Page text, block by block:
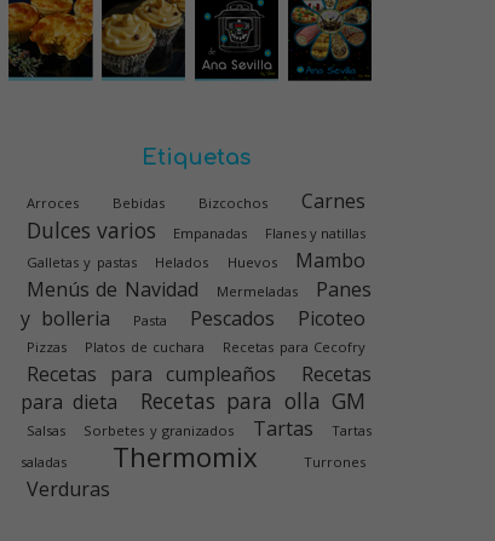
Etiquetas
Arroces Bebidas Bizcochos Carnes
Dulces varios Empanadas
Flanes y natillas
Galletas y pastas
Helados Huevos
Mambo
Menús de Navidad
Mermeladas
Panes
y bolleria
Pasta Pescados Picoteo
Pizzas Platos de cuchara Recetas para Cecofry
Recetas para cumpleaños
Recetas
para dieta
Recetas para olla GM
Salsas Sorbetes y granizados Tartas
Tartas
saladas
Thermomix Turrones
Verduras